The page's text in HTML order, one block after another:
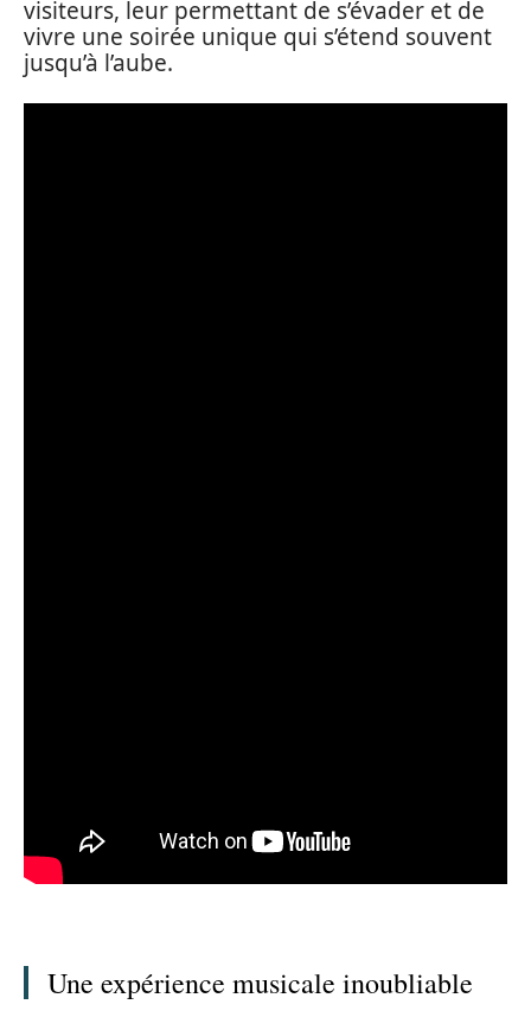
visiteurs, leur permettant de s’évader et de
vivre une soirée unique qui s’étend souvent
jusqu’à l’aube.
Une expérience musicale inoubliable